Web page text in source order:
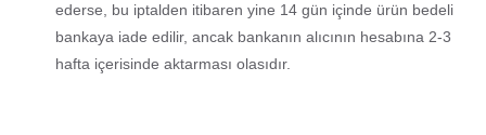
ederse, bu iptalden itibaren yine 14 gün içinde ürün bedeli
bankaya iade edilir, ancak bankanın alıcının hesabına 2-3
hafta içerisinde aktarması olasıdır.